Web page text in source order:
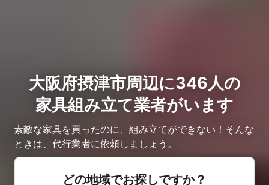
大阪府摂津市周辺に346人の
家具組み立て業者がいます
素敵な家具を買ったのに、組み立てができない！そんな
ときは、代行業者に依頼しましょう。
どの地域でお探しですか？